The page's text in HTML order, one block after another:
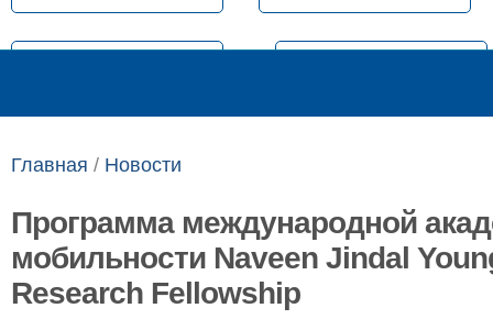
Главная / Новости
Программа международной
мобильности Naveen Jindal
Research Fellowship